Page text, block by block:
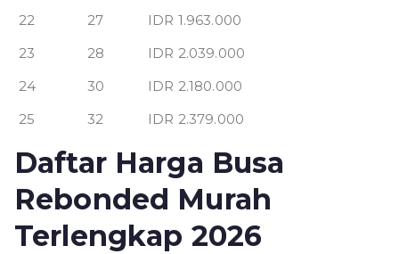
22
27
IDR 1.963.000
23
28
IDR 2.039.000
24
30
IDR 2.180.000
25
32 IDR 2.379.000
Daftar Harga Busa
Rebonded Murah
Terlengkap 2026